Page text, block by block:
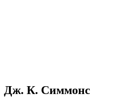
Дж. К. Симмонс